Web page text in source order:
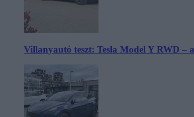
Villanyautó teszt: Tesla Model Y RWD –